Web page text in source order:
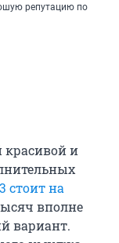
репутацию по
красивой и
стоит на
вполне
вариант.